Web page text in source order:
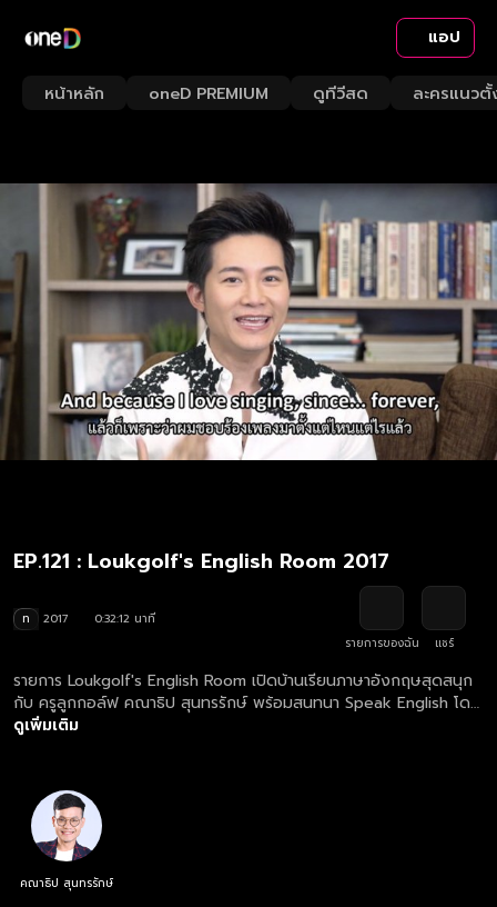
แอป
หน้าหลัก oneD PREMIUM ดูทีวีสด ละครแนวตั้
EP.121 : Loukgolf's English Room 2017
ท 2017
0:32:12 นาที
รายการของฉัน
แชร์
รายการ Loukgolf's English Room เปิดบ้านเรียนภาษาอังกฤษสุดสนุก
กับ ครูลูกกอล์ฟ คณาธิป สุนทรรักษ์ พร้อมสนทนา Speak English โดย
เจอกับภารกิจคำศัพท์และการแต่งประโยคสุดฮากัน
ดูเพิ่มเติม
คณาธิป สุนทรรักษ์